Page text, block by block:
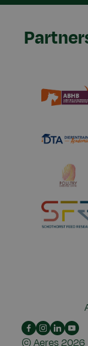
©Aeres2026
InstaLinkedIn